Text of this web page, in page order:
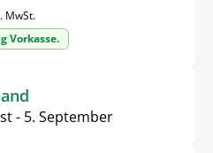
MwSt.
Vorkasse.
- 5. September